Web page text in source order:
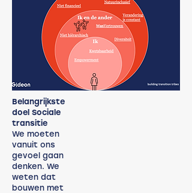
Belangrijkste
doel Sociale
transitie
We moeten
vanuit ons
gevoel gaan
denken. We
weten dat
bouwen met